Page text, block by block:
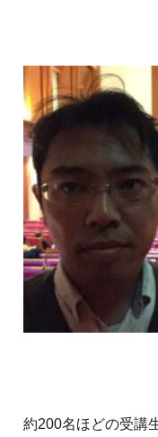
約200名ほどの受講